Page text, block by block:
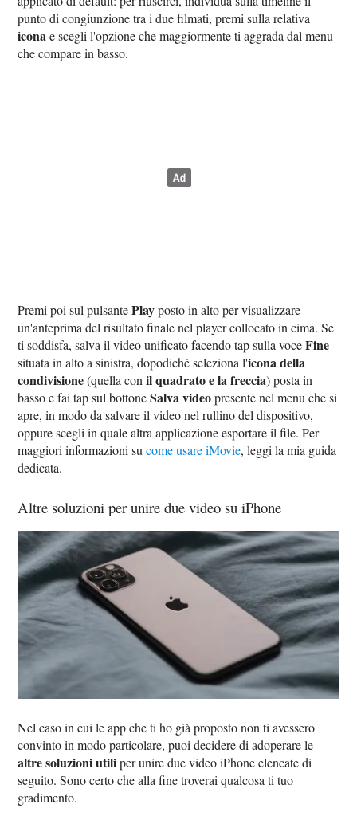
punto di congiunzione tra i due filmati, premi sulla relativa
iconae scegli l'opzione che maggiormente ti aggrada dal menu
che compare in basso.
Premi poi sul pulsantePlayposto in alto per visualizzare
un'anteprima del risultato finale nel player collocato in cima. Se
ti soddisfa, salva il video unificato facendo tap sulla voceFine
situata in alto a sinistra, dopodiché seleziona l'icona della
condivisione(quella conil quadrato e la freccia) posta in
basso e fai tap sul bottoneSalva videopresente nel menu che si
apre, in modo da salvare il video nel rullino del dispositivo,
oppure scegli in quale altra applicazione esportare il file. Per
maggiori informazioni sucome usare iMovie, leggi la mia guida
dedicata.
Altre soluzioni per unire due video su iPhone
Nel caso in cui le app che ti ho già proposto non ti avessero
convinto in modo particolare, puoi decidere di adoperare le
altre soluzioni utiliper unire due video iPhone elencate di
seguito. Sono certo che alla fine troverai qualcosa ti tuo
gradimento.